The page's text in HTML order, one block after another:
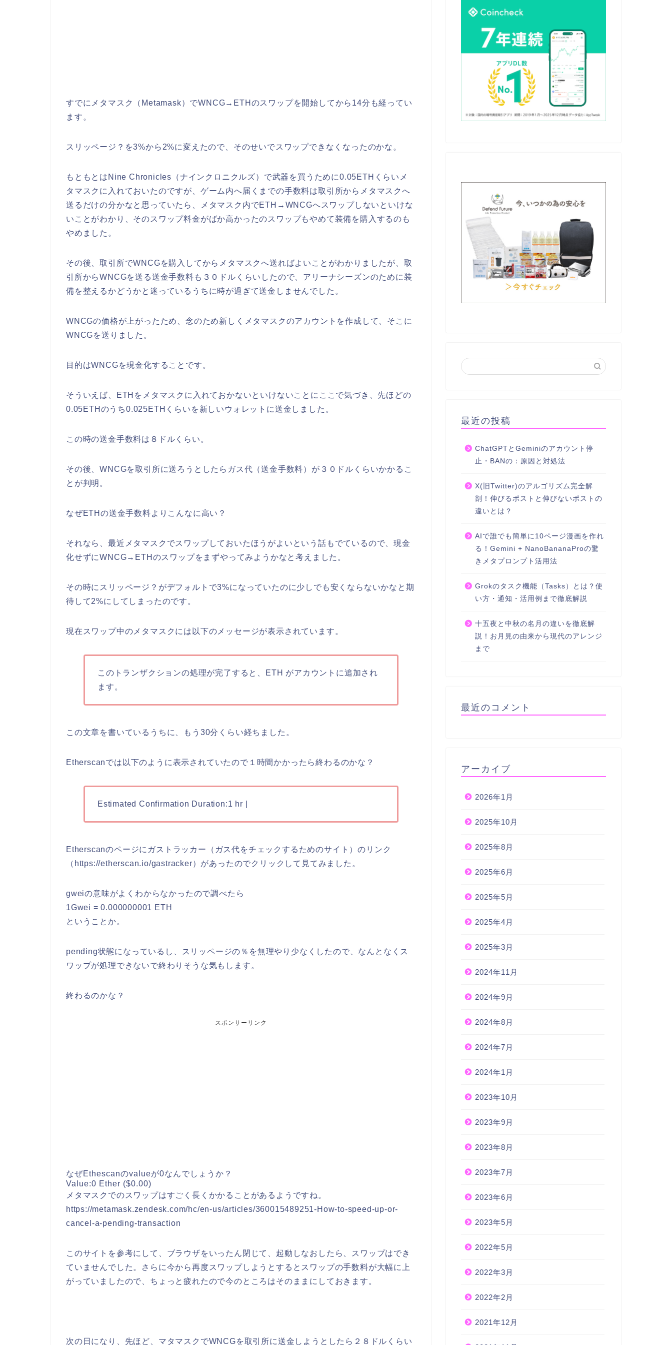
すでにメタマスク（Metamask）でWNCG→ETHのスワップを開始してから14分も経ってい
ます。
スリッページ？を3%から2%に変えたので、そのせいでスワップできなくなったのかな。
もともとはNine Chronicles（ナインクロニクルズ）で武器を買うために0.05ETHくらいメ
タマスクに入れておいたのですが、ゲーム内へ届くまでの手数料は取引所からメタマスクへ
送るだけの分かなと思っていたら、メタマスク内でETH→WNCGへスワップしないといけな
いことがわかり、そのスワップ料金がばか高かったのスワップもやめて装備を購入するのも
やめました。
その後、取引所でWNCGを購入してからメタマスクへ送ればよいことがわかりましたが、取
引所からWNCGを送る送金手数料も３０ドルくらいしたので、アリーナシーズンのために装
備を整えるかどうかと迷っているうちに時が過ぎて送金しませんでした。
WNCGの価格が上がったため、念のため新しくメタマスクのアカウントを作成して、そこに
WNCGを送りました。
目的はWNCGを現金化することです。
そういえば、ETHをメタマスクに入れておかないといけないことにここで気づき、先ほどの
0.05ETHのうち0.025ETHくらいを新しいウォレットに送金しました。
この時の送金手数料は８ドルくらい。
その後、WNCGを取引所に送ろうとしたらガス代（送金手数料）が３０ドルくらいかかるこ
とが判明。
なぜETHの送金手数料よりこんなに高い？
それなら、最近メタマスクでスワップしておいたほうがよいという話もでているので、現金
化せずにWNCG→ETHのスワップをまずやってみようかなと考えました。
その時にスリッページ？がデフォルトで3%になっていたのに少しでも安くならないかなと期
待して2%にしてしまったのです。
現在スワップ中のメタマスクには以下のメッセージが表示されています。
このトランザクションの処理が完了すると、ETH がアカウントに追加され
ます。
この文章を書いているうちに、もう30分くらい経ちました。
Etherscanでは以下のように表示されていたので１時間かかったら終わるのかな？
Estimated Confirmation Duration:1 hr |
Etherscanのページにガストラッカー（ガス代をチェックするためのサイト）のリンク
（https://etherscan.io/gastracker）があったのでクリックして見てみました。
gweiの意味がよくわからなかったので調べたら
1Gwei = 0.000000001 ETH
ということか。
pending状態になっているし、スリッページの％を無理やり少なくしたので、なんとなくス
ワップが処理できないで終わりそうな気もします。
終わるのかな？
スポンサーリンク
なぜEthescanのvalueが0なんでしょうか？
Value:0 Ether ($0.00)
メタマスクでのスワップはすごく長くかかることがあるようですね。
https://metamask.zendesk.com/hc/en-us/articles/360015489251-How-to-speed-up-or-
cancel-a-pending-transaction
このサイトを参考にして、ブラウザをいったん閉じて、起動しなおしたら、スワップはでき
ていませんでした。さらに今から再度スワップしようとするとスワップの手数料が大幅に上
がっていましたので、ちょっと疲れたので今のところはそのままにしておきます。
次の日になり、先ほど、マタマスクでWNCGを取引所に送金しようとしたら２８ドルくらい
最近の投稿
ChatGPTとGeminiのアカウント停
止・BANの：原因と対処法
X(旧Twitter)のアルゴリズム完全解
剖！伸びるポストと伸びないポストの
違いとは？
AIで誰でも簡単に10ページ漫画を作れ
る！Gemini + NanoBananaProの驚
きメタプロンプト活用法
Grokのタスク機能（Tasks）とは？使
い方・通知・活用例まで徹底解説
十五夜と中秋の名月の違いを徹底解
説！お月見の由来から現代のアレンジ
まで
最近のコメント
アーカイブ
2026年1月
2025年10月
2025年8月
2025年6月
2025年5月
2025年4月
2025年3月
2024年11月
2024年9月
2024年8月
2024年7月
2024年1月
2023年10月
2023年9月
2023年8月
2023年7月
2023年6月
2023年5月
2022年5月
2022年3月
2022年2月
2021年12月